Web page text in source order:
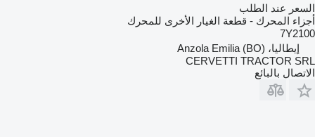
السعر عند الطلب
أجزاء المحرك - قطعة الغيار الأخرى للمحرك
7Y2100
إيطاليا، Anzola Emilia (BO)
CERVETTI TRACTOR SRL
الاتصال بالبائع